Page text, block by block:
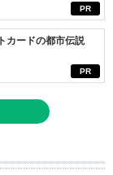
PR
PR
カードの都市伝説